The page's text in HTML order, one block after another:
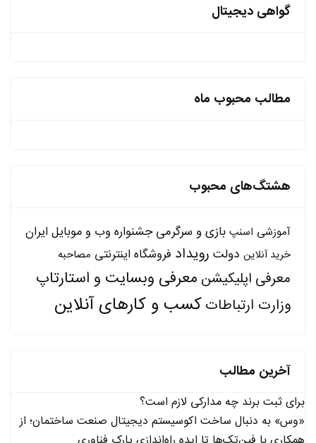
گواهی دیجیتال
مطالب محبوب ماه
هشتگ‌های محبوب
آموزشی اسنپ بازی و سرگرمی جشنواره وب و موبایل ایران
خرید آنلاین دولت رویداد فروشگاه اینترنتی مصاحبه
معرفی اپلیکیشن معرفی وبسایت و استارتاپ
وزارت ارتباطاتکسب و کارهای آنلاین
آخرین مطالب
برای ثبت برند چه مدارکی لازم است؟
«وس» به دنبال ساخت اکوسیستم دیجیتال صنعت ساختمان؛ از